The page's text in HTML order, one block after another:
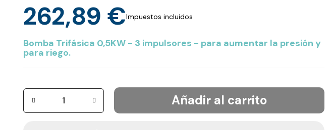
262,89 €Impuestos incluidos
Bomba Trifásica 0,5KW - 3 impulsores - para aumentar la presión y
para riego.
Añadir al carrito